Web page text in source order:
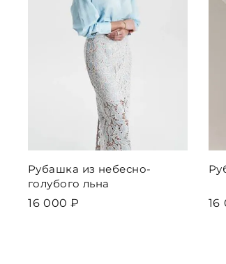
Рубашка из небесно-
голубого льна
16 000 ₽
16